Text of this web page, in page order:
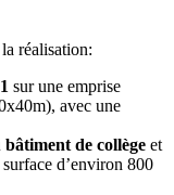
réalisation:
sur une emprise
avec une
de collège et
d’environ 800